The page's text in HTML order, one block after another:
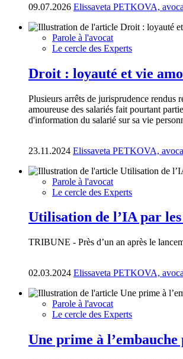
09.07.2026 Elissaveta PETKOVA,
Parole à l'avocat
Le cercle des Experts
Droit : loyauté et vie
Plusieurs arrêts de jurisprudence
amoureuse des salariés fait pourtant
d'information du salarié sur sa vie
23.11.2024 Elissaveta PETKOVA,
Parole à l'avocat
Le cercle des Experts
Utilisation de l’IA par
TRIBUNE - Près d’un an après le
02.03.2024 Elissaveta PETKOVA,
Parole à l'avocat
Le cercle des Experts
Une prime à